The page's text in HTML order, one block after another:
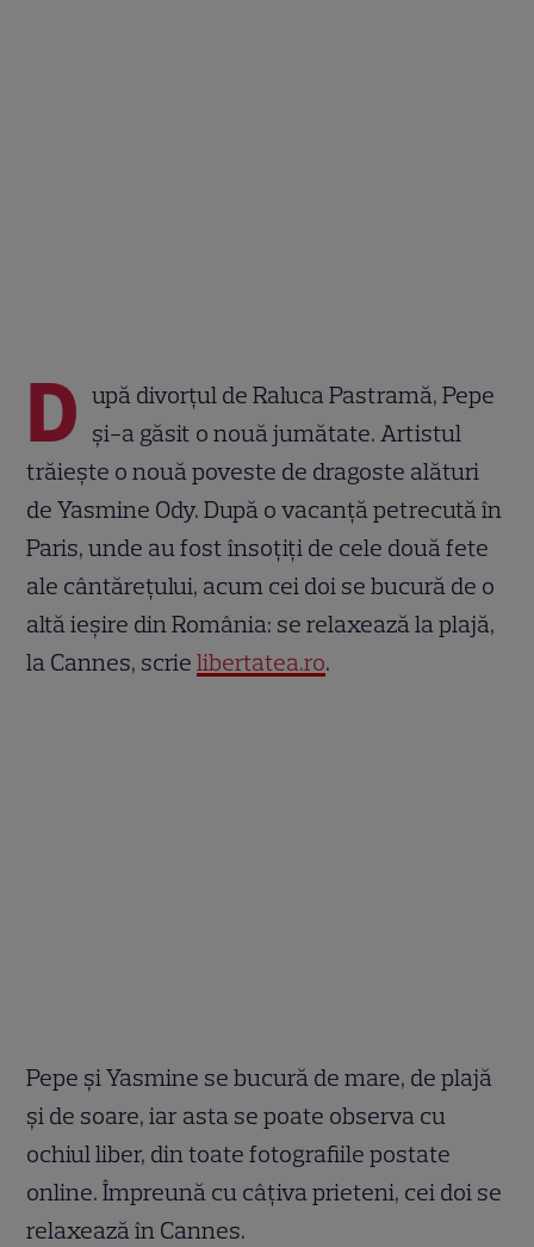
D upă divorțul de Raluca Pastramă, Pepe
și-a găsit o nouă jumătate. Artistul
trăiește o nouă poveste de dragoste alături
de Yasmine Ody. După o vacanță petrecută în
Paris, unde au fost însoțiți de cele două fete
ale cântărețului, acum cei doi se bucură de o
altă ieșire din România: se relaxează la plajă,
la Cannes, scrielibertatea.ro.
Pepe și Yasmine se bucură de mare, de plajă
și de soare, iar asta se poate observa cu
ochiul liber, din toate fotografiile postate
online. Împreună cu câțiva prieteni, cei doi se
relaxează în Cannes.